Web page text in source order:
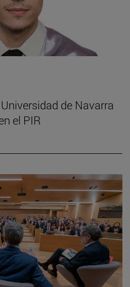
de Navarra
el PIR